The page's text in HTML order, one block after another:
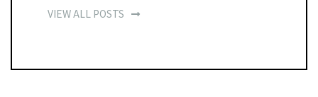
VIEW ALL POSTS